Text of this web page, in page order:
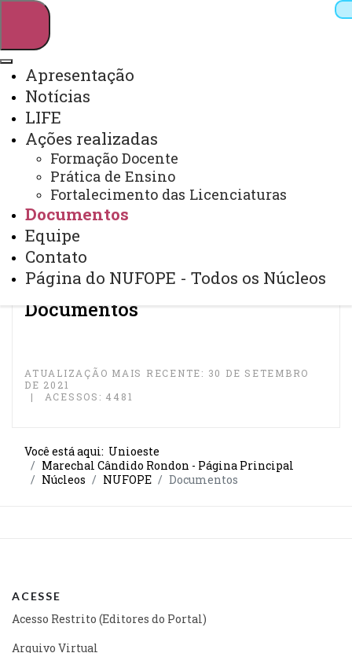
Webmail Sistemas
Arquivo Virtual
Campus
Apresentação
Notícias
LIFE
Ações realizadas
Formação Docente
Prática de Ensino
Fortalecimento das Licenciaturas
Documentos
Equipe
Contato
Página do NUFOPE - Todos os Núcleos
Documentos
ATUALIZAÇÃO MAIS RECENTE: 30 DE SETEMBRO
DE 2021
ACESSOS: 4481
Você está aqui: Unioeste
Marechal Cândido Rondon - Página Principal
Núcleos
NUFOPE Documentos
ACESSE
Acesso Restrito (Editores do Portal)
Arquivo Virtual